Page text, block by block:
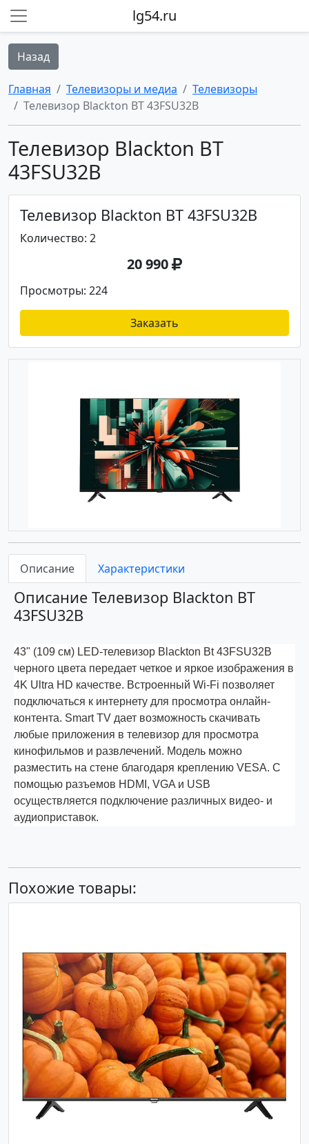
lg54.ru
Назад
Главная Телевизоры и медиа
Телевизоры
Телевизор Blackton BT 43FSU32B
Телевизор Blackton BT
43FSU32B
Телевизор Blackton BT 43FSU32B
Количество: 2
20 990
Просмотры: 224
Заказать
Описание Характеристики
Описание Телевизор Blackton BT
43FSU32B
43" (109 см) LED-телевизор Blackton Bt 43FSU32B
черного цвета передает четкое и яркое изображения в
4K Ultra HD качестве. Встроенный Wi-Fi позволяет
подключаться к интернету для просмотра онлайн-
контента. Smart TV дает возможность скачивать
любые приложения в телевизор для просмотра
кинофильмов и развлечений. Модель можно
разместить на стене благодаря креплению VESA. С
помощью разъемов HDMI, VGA и USB
осуществляется подключение различных видео- и
аудиоприставок.
Похожие товары: